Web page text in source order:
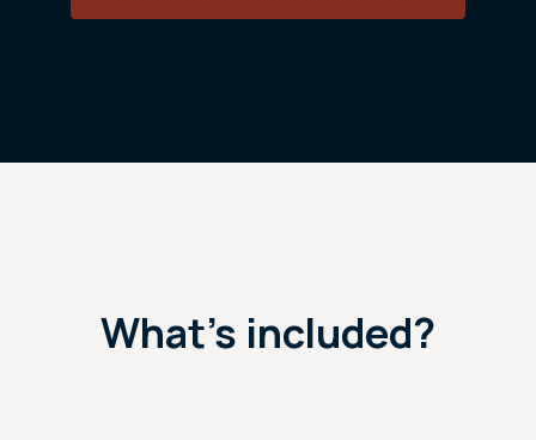
What's included?